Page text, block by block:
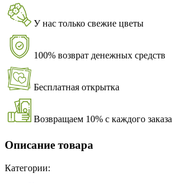
У нас только свежие цветы
100% возврат денежных средств
Бесплатная открытка
Возвращаем 10% с каждого заказа
Описание товара
Категории: